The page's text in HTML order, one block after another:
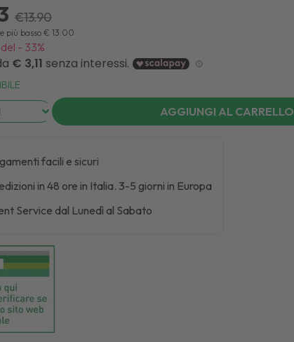
€13.90
più basso€ 13.00
- 33%
AGGIUNGI AL CARRELLO
facili e sicuri
in 48 ore in Italia. 3-5 giorni in Europa
Service dal Lunedì al Sabato